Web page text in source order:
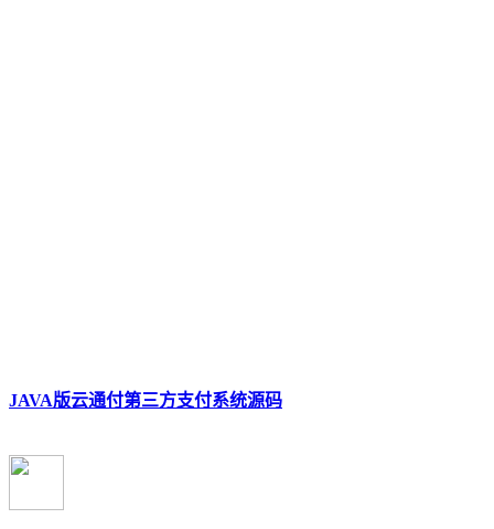
JAVA版云通付第三方支付系统源码